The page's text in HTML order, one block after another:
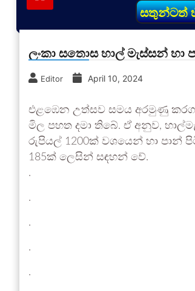
සතුන්ටත්
ලංකා සතොස හාල් මැස්සන් හා
Editor April 10, 2024
එළඹෙන උත්සව සමය අරමුණු
මිල පහත දමා තිබේ. ඒ අනුව,
රුපියල් 1200ක් වශයෙන් හා
185ක් ලෙසින් සඳහන් වේ.
.
.
.
.
.